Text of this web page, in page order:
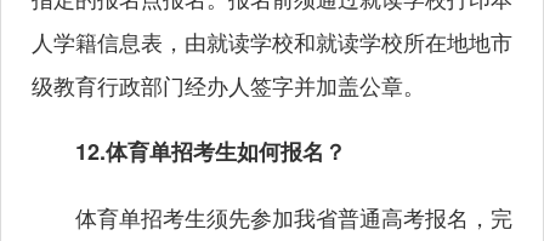
人学籍信息表，由就读学校和就读学校所在地地市
级教育行政部门经办人签字并加盖公章。
12.体育单招考生如何报名？
体育单招考生须先参加我省普通高考报名，完